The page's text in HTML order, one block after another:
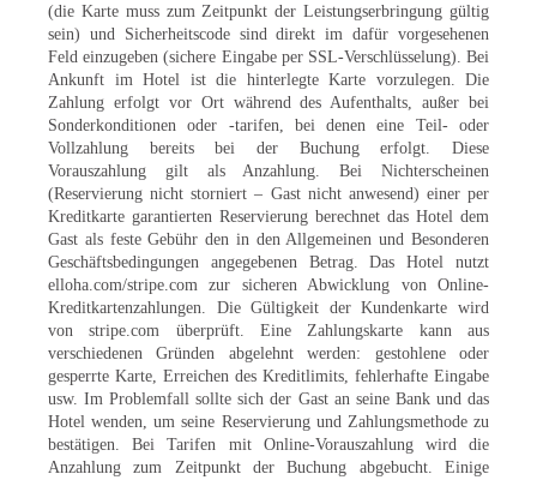
(die Karte muss zum Zeitpunkt der Leistungserbringung gültig
sein) und Sicherheitscode sind direkt im dafür vorgesehenen
Feld einzugeben (sichere Eingabe per SSL-Verschlüsselung). Bei
Ankunft im Hotel ist die hinterlegte Karte vorzulegen. Die
Zahlung erfolgt vor Ort während des Aufenthalts, außer bei
Sonderkonditionen oder -tarifen, bei denen eine Teil- oder
Vollzahlung bereits bei der Buchung erfolgt. Diese
Vorauszahlung gilt als Anzahlung. Bei Nichterscheinen
(Reservierung nicht storniert – Gast nicht anwesend) einer per
Kreditkarte garantierten Reservierung berechnet das Hotel dem
Gast als feste Gebühr den in den Allgemeinen und Besonderen
Geschäftsbedingungen angegebenen Betrag. Das Hotel nutzt
elloha.com/stripe.com zur sicheren Abwicklung von Online-
Kreditkartenzahlungen. Die Gültigkeit der Kundenkarte wird
von stripe.com überprüft. Eine Zahlungskarte kann aus
verschiedenen Gründen abgelehnt werden: gestohlene oder
gesperrte Karte, Erreichen des Kreditlimits, fehlerhafte Eingabe
usw. Im Problemfall sollte sich der Gast an seine Bank und das
Hotel wenden, um seine Reservierung und Zahlungsmethode zu
bestätigen. Bei Tarifen mit Online-Vorauszahlung wird die
Anzahlung zum Zeitpunkt der Buchung abgebucht. Einige